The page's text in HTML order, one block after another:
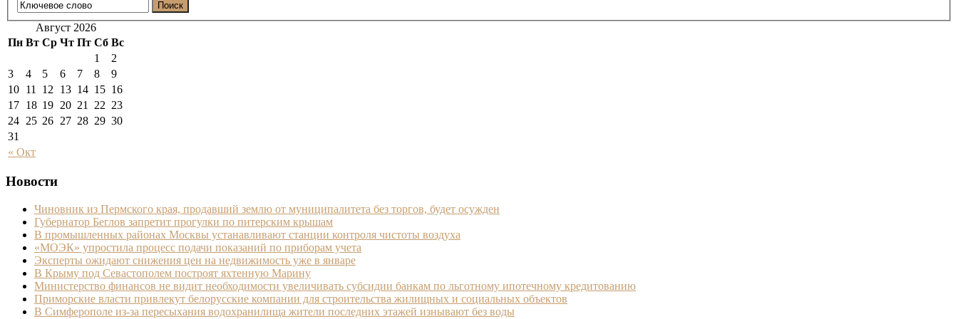
Август 2026
Пн Вт Ср Чт Пт Сб Вс
« Окт
1
2
3
4 5 6 7 8
9
10 11 12 13 14 15 16
17 18 19 20 21 22 23
24 25 26 27 28 29 30
31
Новости
Чиновник из Пермского края, продавший землю от муниципалитета без торгов, будет осужден
Губернатор Беглов запретит прогулки по питерским крышам
В промышленных районах Москвы устанавливают станции контроля чистоты воздуха
«МОЭК» упростила процесс подачи показаний по приборам учета
Эксперты ожидают снижения цен на недвижимость уже в январе
В Крыму под Севастополем построят яхтенную Марину
Министерство финансов не видит необходимости увеличивать субсидии банкам по льготному ипотечному кредитованию
Приморские власти привлекут белорусские компании для строительства жилищных и социальных объектов
В Симферополе из-за пересыхания водохранилища жители последних этажей изнывают без воды